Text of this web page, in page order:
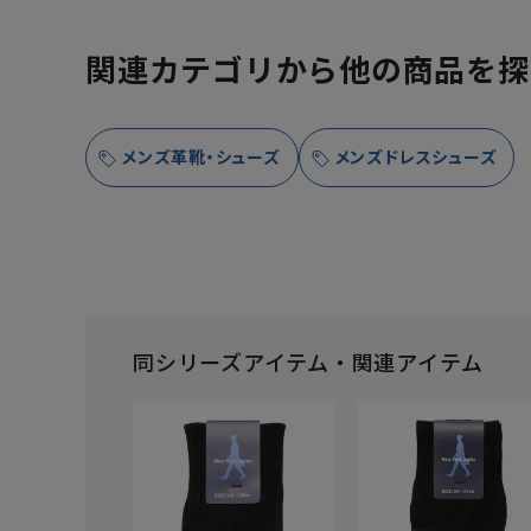
関連カテゴリから他の商品を
メンズ革靴・シューズ メンズドレスシューズ
同シリーズアイテム・関連アイテム